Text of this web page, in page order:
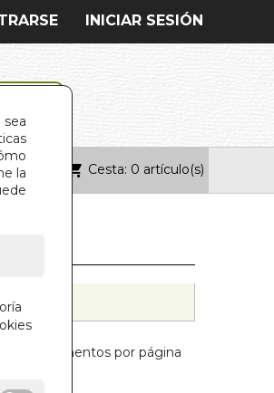
la
INICIAR SESIÓN
Cesta: 0 artículo(s)
elementos por página